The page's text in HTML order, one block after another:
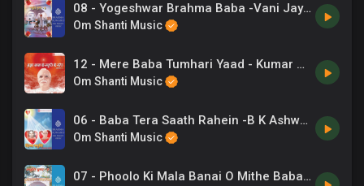
08 - Yogeshwar Brahma Baba -Vani Jayram .mp3
Om Shanti Music
12 - Mere Baba Tumhari Yaad - Kumar Sanu .mp3
Om Shanti Music
06 - Baba Tera Saath Rahein -B K Ashwani Sudan, Chorus .mp3
Om Shanti Music
07 - Phoolo Ki Mala Banai O Mithe Baba -Shyama Chitar .mp3